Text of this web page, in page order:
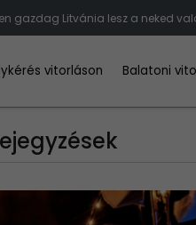
gazdag Litvánia lesz a neked
vitorláson Balatoni